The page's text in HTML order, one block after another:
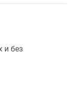
и без